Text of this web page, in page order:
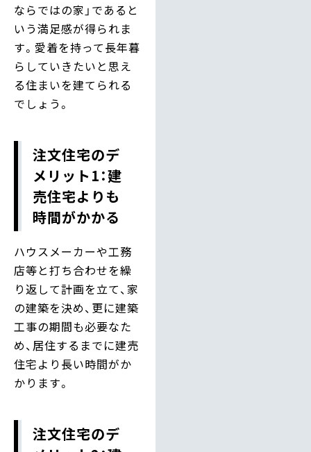
ならではの家」であると
いう満足感が得られま
す。愛着を持って長年暮
らしていきたいと思え
る住まいを建てられる
でしょう。
注文住宅のデ
メリット1：建
売住宅よりも
時間がかかる
ハウスメーカーや工務
店等と打ち合わせを繰
り返して計画を立て、家
の建築を決め、更に建築
工事の期間も必要なた
め、居住するまでに建売
住宅より長い時間がか
かります。
注文住宅のデ